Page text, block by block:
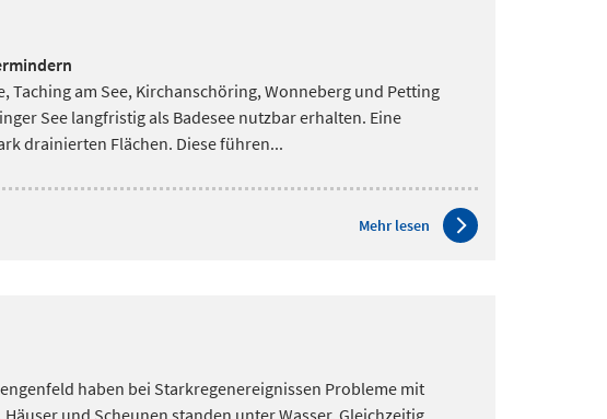
Taching am See, Kirchanschöring, Wonneberg und Petting
See langfristig als Badesee nutzbar erhalten. Eine
drainierten Flächen. Diese führen...
Mehr lesen
haben bei Starkregenereignissen Probleme mit
Häuser und Scheunen standen unter Wasser. Gleichzeitig